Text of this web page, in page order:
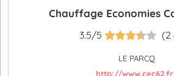
Chauffage Economies
3.5/5 (2
LE PARCQ
http://